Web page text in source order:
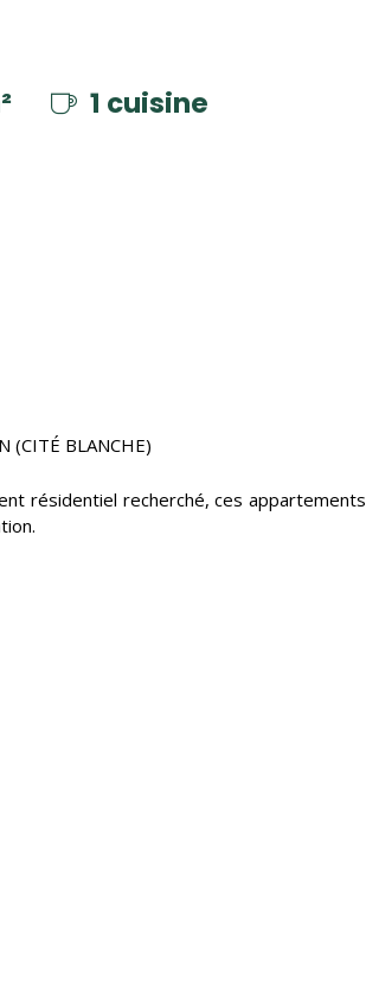
1 cuisine
(CITÉ BLANCHE)
résidentiel recherché, ces appartements